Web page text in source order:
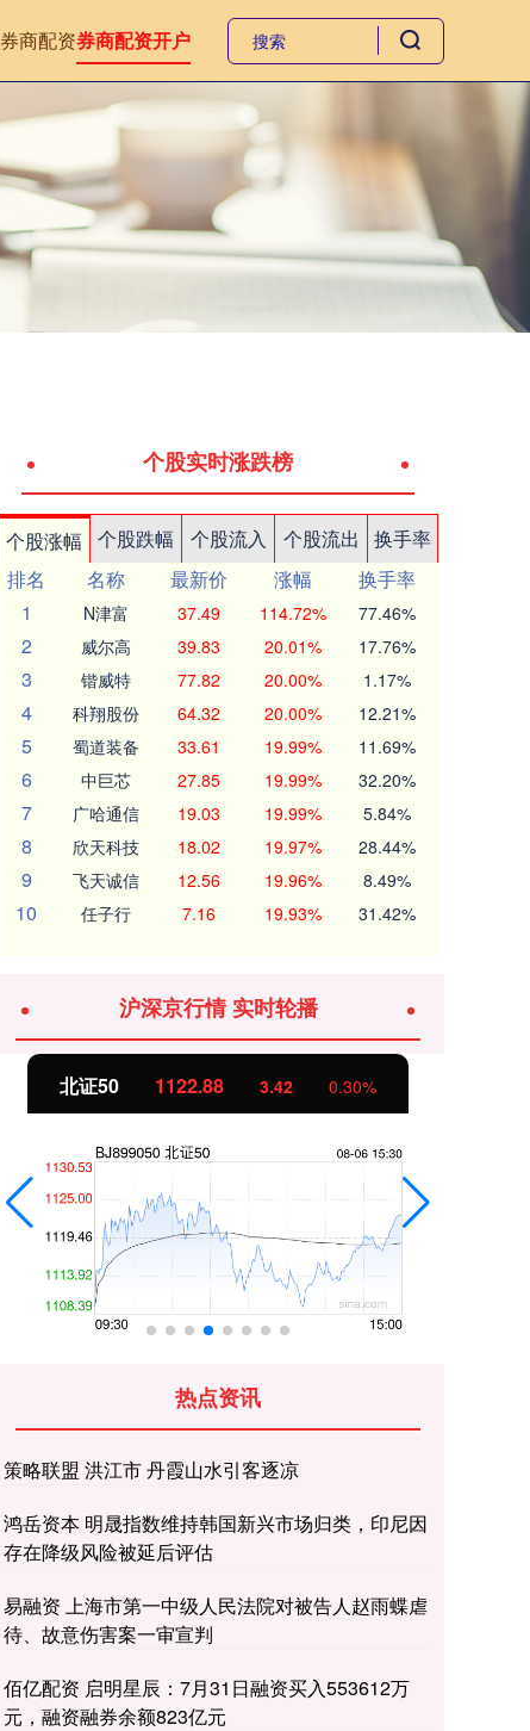
券商配资券商配资开户
个股实时涨跌榜
个股涨幅 个股跌幅 个股流入 个股流出
换手率
排名
名称 最新价 涨幅
换手率
1
N津富 37.49 114.72% 77.46%
2 威尔高 39.83 20.01% 17.76%
3 锴威特 77.82 20.00% 1.17%
4 科翔股份 64.32 20.00% 12.21%
5 蜀道装备 33.61 19.99% 11.69%
6 中巨芯 27.85 19.99% 32.20%
7 广哈通信 19.03 19.99% 5.84%
8 欣天科技 18.02 19.97% 28.44%
9 飞天诚信 12.56 19.96% 8.49%
10 任子行 7.16 19.93% 31.42%
沪深京行情 实时轮播
北证50 1122.88 3.42 0.30%
热点资讯
策略联盟 洪江市 丹霞山水引客逐凉
鸿岳资本 明晟指数维持韩国新兴市场归类，印尼因
存在降级风险被延后评估
易融资 上海市第一中级人民法院对被告人赵雨蝶虐
待、故意伤害案一审宣判
佰亿配资 启明星辰：7月31日融资买入553612万
元，融资融券余额823亿元